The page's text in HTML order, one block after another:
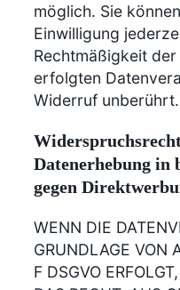
möglich. Sie
Einwilligung
Rechtmäßigkeit
erfolgten
Widerruf unberührt.
Datenerhebung in
gegen
WENN DIE
GRUNDLAGE VON
F DSGVO